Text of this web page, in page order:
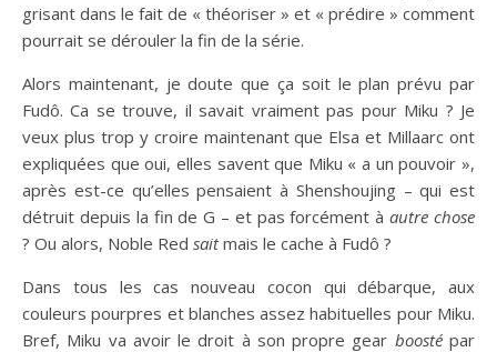
grisant dans le fait de « théoriser » et « prédire » comment
pourrait se dérouler la fin de la série.
Alors maintenant, je doute que ça soit le plan prévu par
Fudô. Ca se trouve, il savait vraiment pas pour Miku ? Je
veux plus trop y croire maintenant que Elsa et Millaarc ont
expliquées que oui, elles savent que Miku « a un pouvoir »,
après est-ce qu’elles pensaient à Shenshoujing – qui est
détruit depuis la fin de G – et pas forcément àautre chose
? Ou alors, Noble Red saitmais le cache à Fudô ?
Dans tous les cas nouveau cocon qui débarque, aux
couleurs pourpres et blanches assez habituelles pour Miku.
Bref, Miku va avoir le droit à son propre gear boostépar